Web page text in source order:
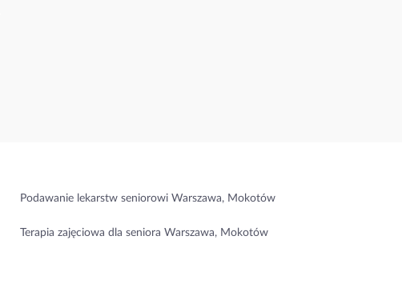
Podawanie lekarstw seniorowi Warszawa, Mokotów
Terapia zajęciowa dla seniora Warszawa, Mokotów